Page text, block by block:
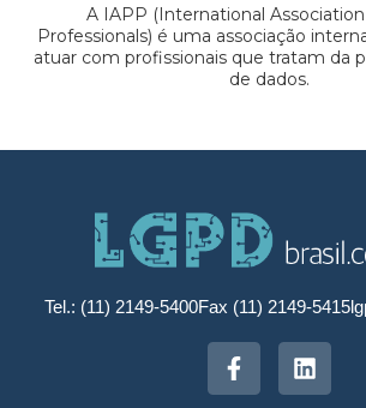
A IAPP (International
Professionals) é uma associação
atuar com profissionais que tratam da
de dados.
Tel.: (11) 2149-5400Fax (11) 2149-5415